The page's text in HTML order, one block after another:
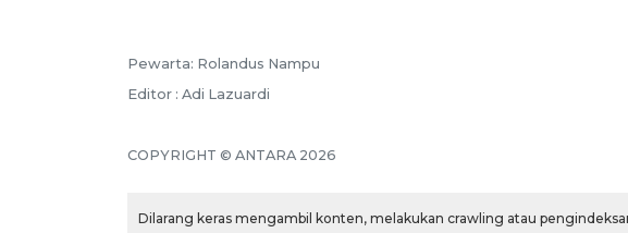
Pewarta: Rolandus Nampu
Editor : Adi Lazuardi
COPYRIGHT © ANTARA 2026
Dilarang keras mengambil konten, melakukan crawling atau